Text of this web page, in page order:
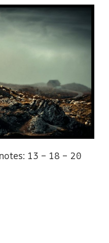
13 – 18 – 20